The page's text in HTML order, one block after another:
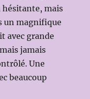
hésitante, mais
un magnifique
avec grande
jamais
Une
beaucoup